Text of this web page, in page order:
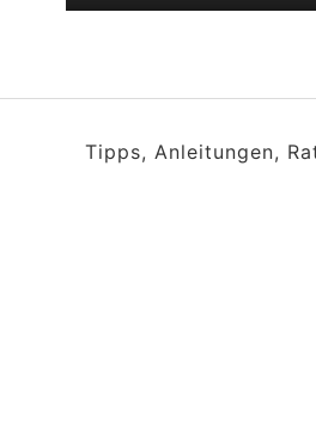
Tipps, Anleitungen,